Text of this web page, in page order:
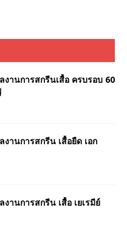
งานการสกรีนเสื้อ ครบรอบ 60
งานการสกรีน เสื้อยืด เอก
งานการสกรีน เสื้อ เยเรมีย์